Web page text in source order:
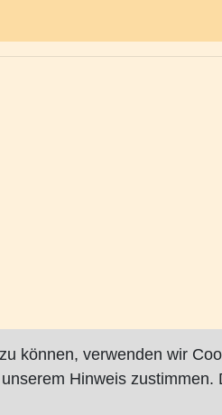
können, verwenden wir
Hinweis